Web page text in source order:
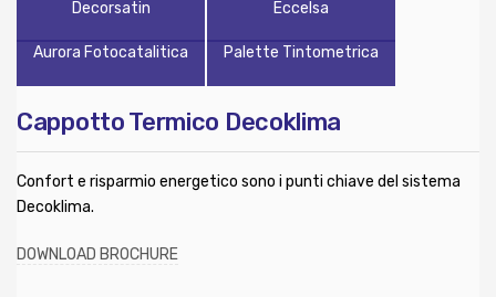
Decorsatin Eccelsa
Aurora Fotocatalitica Palette Tintometrica
Cappotto Termico Decoklima
Confort e risparmio energetico sono i punti chiave del sistema
Decoklima.
DOWNLOAD BROCHURE